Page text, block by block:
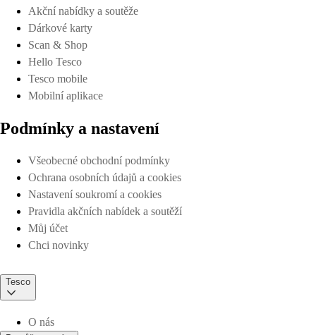
Akční nabídky a soutěže
Dárkové karty
Scan & Shop
Hello Tesco
Tesco mobile
Mobilní aplikace
Podmínky a nastavení
Všeobecné obchodní podmínky
Ochrana osobních údajů a cookies
Nastavení soukromí a cookies
Pravidla akčních nabídek a soutěží
Můj účet
Chci novinky
Tesco
O nás